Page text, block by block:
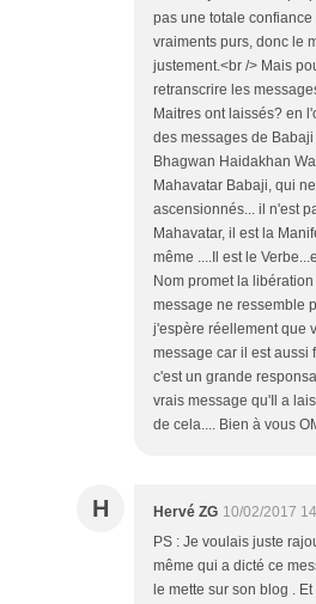
pas une totale
vraiments purs, donc le
justement.<br /> Mais
retranscrire les
Maitres ont laissés? en
des messages de
Bhagwan Haidakhan
Mahavatar Babaji, qui
ascensionnés... il n'est
Mahavatar, il est la
même ....Il est le
Nom promet la
message ne ressemble
j'espère réellement que
message car il est aussi
c'est un grande
vrais message qu'Il a
de cela.... Bien à vous
H Hervé ZG 10/02/2017
PS : Je voulais juste
même qui a dicté ce
le mette sur son blog .